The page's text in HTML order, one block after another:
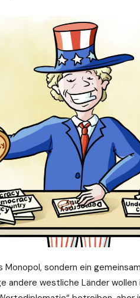
sondern ein
andere westliche Länder wollen